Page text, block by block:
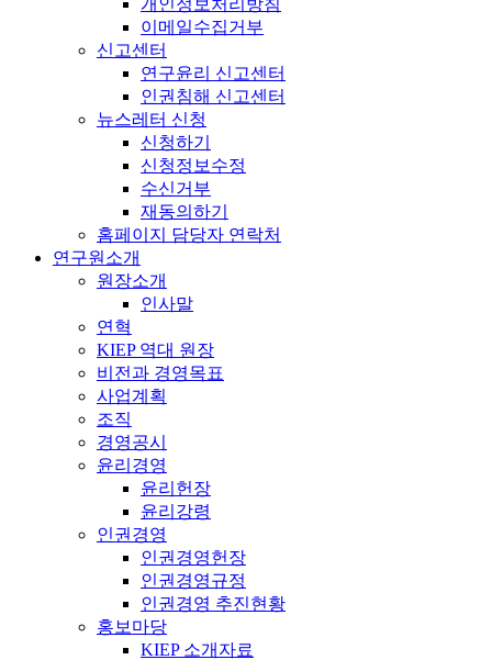
이메일수집거부
신고센터
연구윤리 신고센터
인권침해 신고센터
뉴스레터 신청
신청하기
신청정보수정
수신거부
재동의하기
홈페이지 담당자 연락처
연구원소개
원장소개
인사말
연혁
KIEP 역대 원장
비전과 경영목표
사업계획
조직
경영공시
윤리경영
윤리헌장
윤리강령
인권경영
인권경영헌장
인권경영규정
인권경영 추진현황
홍보마당
KIEP 소개자료